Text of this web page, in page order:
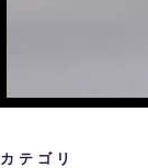
カテゴリ